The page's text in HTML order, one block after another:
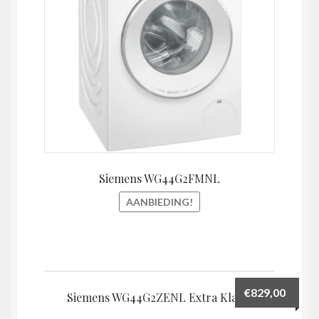
Siemens WG44G2FMNL
AANBIEDING!
Siemens WG44G2ZENL Extra Klasse
€829,00